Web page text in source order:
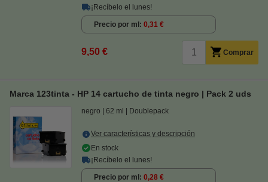
¡Recíbelo el lunes!
Precio por ml 0,31 €
9,50 € Comprar
Marca 123tinta - HP 14 cartucho de tinta negro | Pack 2 uds
negro 62 ml Doublepack
Ver características y descripción
En stock
¡Recíbelo el lunes!
Precio por ml 0,28 €